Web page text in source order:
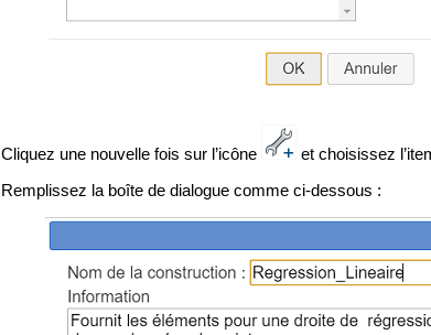
Cliquez une nouvelle fois sur l’icône et choisissez
Remplissez la boîte de dialogue comme ci-dessous :